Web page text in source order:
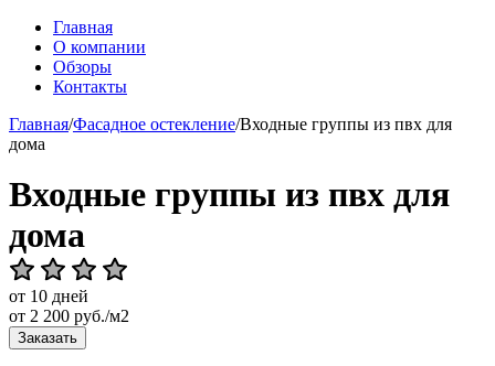
Главная
О компании
Обзоры
Контакты
Главная/Фасадное остекление/Входные группы из пвх для
дома
Входные группы из пвх для
дома
от 10 дней
от 2 200 руб./м2
Заказать